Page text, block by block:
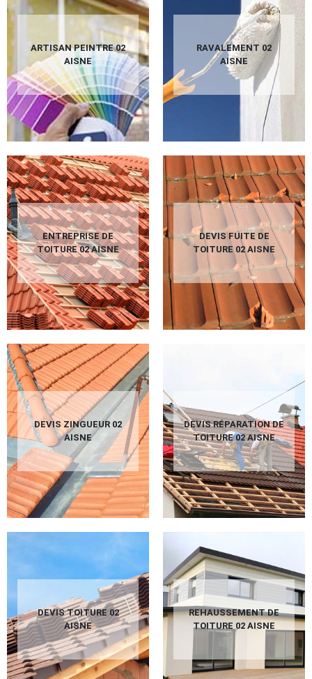
ARTISAN PEINTRE 02
AISNE
RAVALEMENT 02
AISNE
ENTREPRISE DE
TOITURE 02 AISNE
DEVIS FUITE DE
TOITURE 02 AISNE
DEVIS ZINGUEUR 02
AISNE
DEVIS RÉPARATION DE
TOITURE 02 AISNE
DEVIS TOITURE 02
AISNE
REHAUSSEMENT DE
TOITURE 02 AISNE